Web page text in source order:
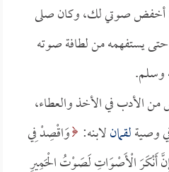
أخفض صوتي لك، وكان صلى
حتى يستفهمه من لطافة صوته
وسلم.
الأدب في الأخذ والعطاء،
وصيةلقمانلابنه: وَاقْصِدْ فِي
الْأَصْوَاتِ لَصَوْتُ الْحَمِيرِ